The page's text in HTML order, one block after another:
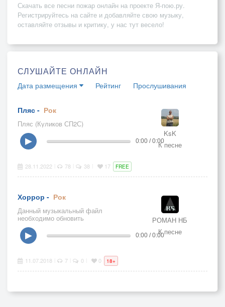
Скачать все песни пожар онлайн на проекте Я-пою.ру.
Регистрируйтесь на сайте и добавляйте свою музыку,
оставляйте отзывы и критику, у нас тут весело!
СЛУШАЙТЕ ОНЛАЙН
Дата размещения Рейтинг Прослушивания
Пляс - Рок
Пляс (Куликов СП2С)
KsK
К песне
▶ 0:00 / 0:00
28.11.2022 78 38 17 FREE
Хоррор - Рок
Данный музыкальный файл
необходимо обновить
РОМАН НБ
К песне
▶ 0:00 / 0:00
11.07.2018 7 0 0 18+